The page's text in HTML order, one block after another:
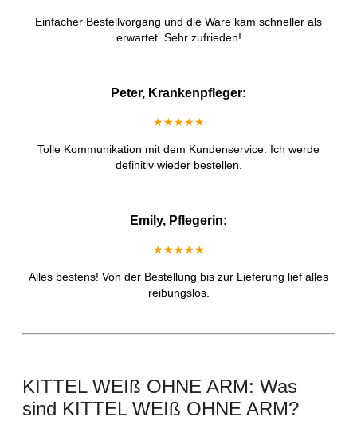
Einfacher Bestellvorgang und die Ware kam schneller als
erwartet. Sehr zufrieden!
Peter, Krankenpfleger:
★★★★★
Tolle Kommunikation mit dem Kundenservice. Ich werde
definitiv wieder bestellen.
Emily, Pflegerin:
★★★★★
Alles bestens! Von der Bestellung bis zur Lieferung lief alles
reibungslos.
KITTEL WEIß OHNE ARM: Was
sind KITTEL WEIß OHNE ARM?